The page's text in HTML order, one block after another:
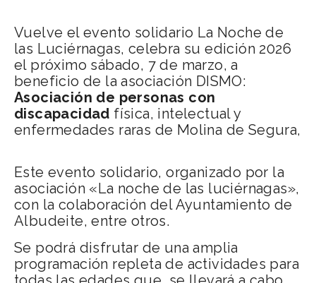
Vuelve el evento solidario La Noche de
las Luciérnagas, celebra su edición 2026
el próximo sábado, 7 de marzo, a
beneficio de la asociación DISMO:
Asociación de personas con
discapacidad física, intelectual y
enfermedades raras de Molina de Segura,
Este evento solidario, organizado por la
asociación «La noche de las luciérnagas»,
con la colaboración del Ayuntamiento de
Albudeite, entre otros.
Se podrá disfrutar de una amplia
programación repleta de actividades para